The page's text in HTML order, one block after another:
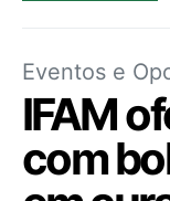
Eventos e
IFAM
com